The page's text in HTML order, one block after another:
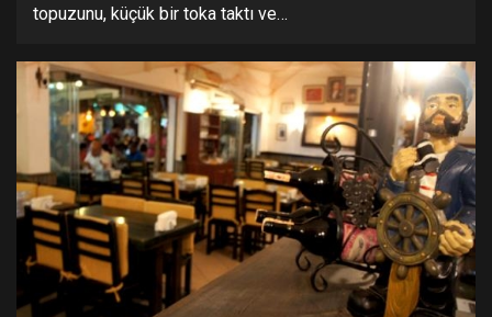
topuzunu, küçük bir toka taktı ve…